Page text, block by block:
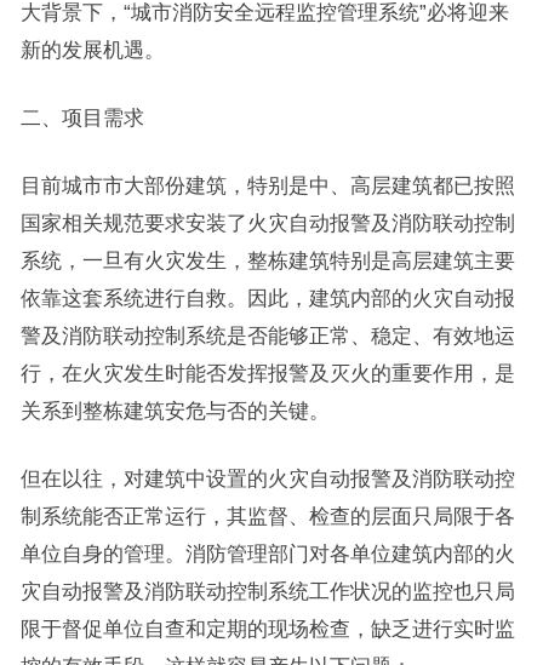
大背景下，“城市消防安全远程监控管理系统”必将迎来
新的发展机遇。
二、项目需求
目前城市市大部份建筑，特别是中、高层建筑都已按照
国家相关规范要求安装了火灾自动报警及消防联动控制
系统，一旦有火灾发生，整栋建筑特别是高层建筑主要
依靠这套系统进行自救。因此，建筑内部的火灾自动报
警及消防联动控制系统是否能够正常、稳定、有效地运
行，在火灾发生时能否发挥报警及灭火的重要作用，是
关系到整栋建筑安危与否的关键。
但在以往，对建筑中设置的火灾自动报警及消防联动控
制系统能否正常运行，其监督、检查的层面只局限于各
单位自身的管理。消防管理部门对各单位建筑内部的火
灾自动报警及消防联动控制系统工作状况的监控也只局
限于督促单位自查和定期的现场检查，缺乏进行实时监